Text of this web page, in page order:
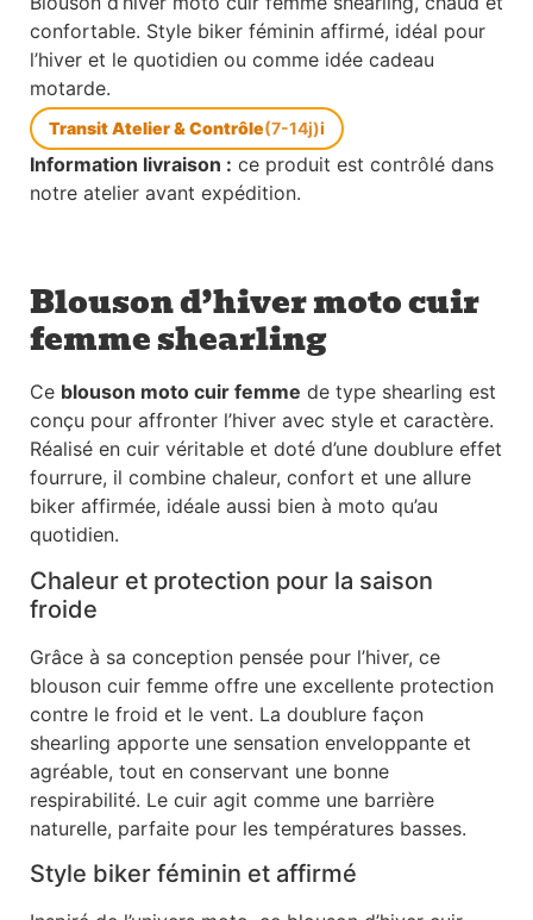
confortable. Style biker féminin affirmé, idéal pour
l’hiver et le quotidien ou comme idée cadeau
motarde.
Transit Atelier & Contrôle(7-14j)i
Information livraison : ce produit est contrôlé dans
notre atelier avant expédition.
Blouson d’hiver moto cuir
femme shearling
Ce blouson moto cuir femme de type shearling est
conçu pour affronter l’hiver avec style et caractère.
Réalisé en cuir véritable et doté d’une doublure effet
fourrure, il combine chaleur, confort et une allure
biker affirmée, idéale aussi bien à moto qu’au
quotidien.
Chaleur et protection pour la saison
froide
Grâce à sa conception pensée pour l’hiver, ce
blouson cuir femme offre une excellente protection
contre le froid et le vent. La doublure façon
shearling apporte une sensation enveloppante et
agréable, tout en conservant une bonne
respirabilité. Le cuir agit comme une barrière
naturelle, parfaite pour les températures basses.
Style biker féminin et affirmé